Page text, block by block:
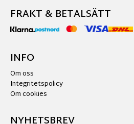
FRAKT & BETALSÄTT
INFO
Om oss
Integritetspolicy
Om cookies